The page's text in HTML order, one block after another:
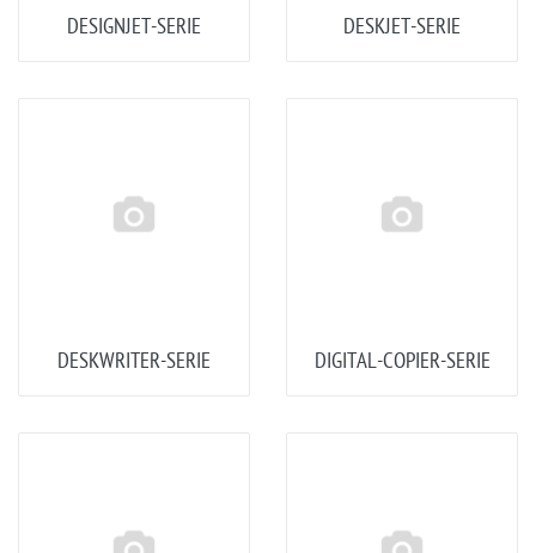
DESIGNJET-SERIE DESKJET-SERIE
DESKWRITER-SERIE DIGITAL-COPIER-SERIE